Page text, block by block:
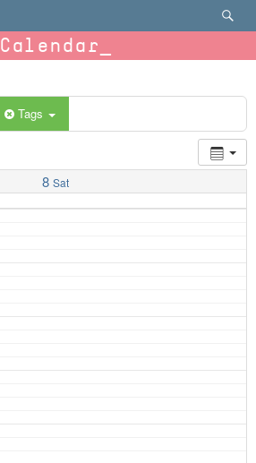
Calendar
Tags
8 Sat